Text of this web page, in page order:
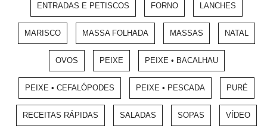
ENTRADAS E PETISCOS FORNO LANCHES
MARISCO MASSA FOLHADA MASSAS NATAL
OVOS PEIXE PEIXE • BACALHAU
PEIXE • CEFALÓPODES PEIXE • PESCADA PURÉ
RECEITAS RÁPIDAS SALADAS SOPAS VÍDEO